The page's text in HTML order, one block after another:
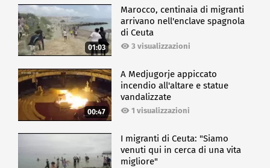
01:03
Marocco, centinaia di migranti
arrivano nell'enclave spagnola
di Ceuta
3 visualizzazioni
00:47
A Medjugorje appiccato
incendio all'altare e statue
vandalizzate
1 visualizzazioni
I migranti di Ceuta: "Siamo
venuti qui in cerca di una vita
migliore"